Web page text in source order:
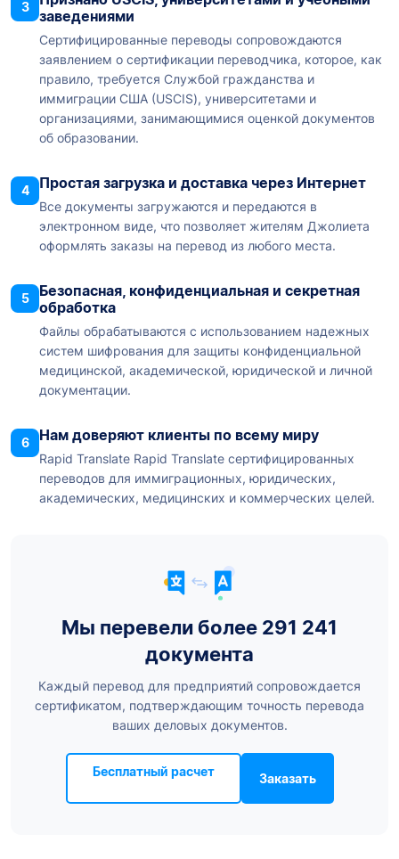
3
заведениями
Сертифицированные переводы сопровождаются
заявлением о сертификации переводчика, которое, как
правило, требуется Службой гражданства и
иммиграции США (USCIS), университетами и
организациями, занимающимися оценкой документов
об образовании.
4 Простая загрузка и доставка через Интернет
Все документы загружаются и передаются в
электронном виде, что позволяет жителям Джолиета
оформлять заказы на перевод из любого места.
5
Безопасная, конфиденциальная и секретная
обработка
Файлы обрабатываются с использованием надежных
систем шифрования для защиты конфиденциальной
медицинской, академической, юридической и личной
документации.
6 Нам доверяют клиенты по всему миру
Rapid Translate Rapid Translate сертифицированных
переводов для иммиграционных, юридических,
академических, медицинских и коммерческих целей.
Мы перевели более 291 241
документа
Каждый перевод для предприятий сопровождается
сертификатом, подтверждающим точность перевода
ваших деловых документов.
Бесплатный расчет Заказать